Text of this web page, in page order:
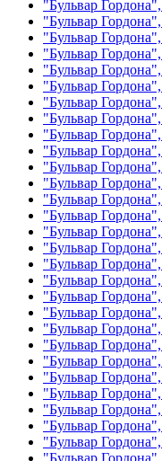
"Бульвар
"Бульвар
"Бульвар
"Бульвар
"Бульвар
"Бульвар
"Бульвар
"Бульвар
"Бульвар
"Бульвар
"Бульвар
"Бульвар
"Бульвар
"Бульвар
"Бульвар
"Бульвар
"Бульвар
"Бульвар
"Бульвар
"Бульвар
"Бульвар
"Бульвар
"Бульвар
"Бульвар
"Бульвар
"Бульвар
"Бульвар
"Бульвар
"Бульвар